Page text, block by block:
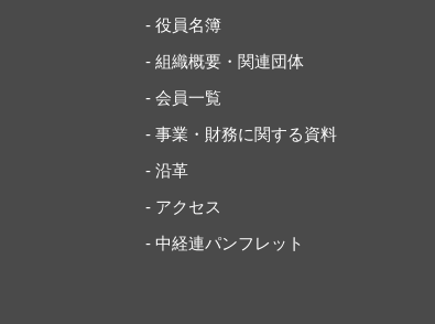
- 役員名簿
- 組織概要・関連団体
- 会員一覧
- 事業・財務に関する資料
- 沿革
- アクセス
- 中経連パンフレット